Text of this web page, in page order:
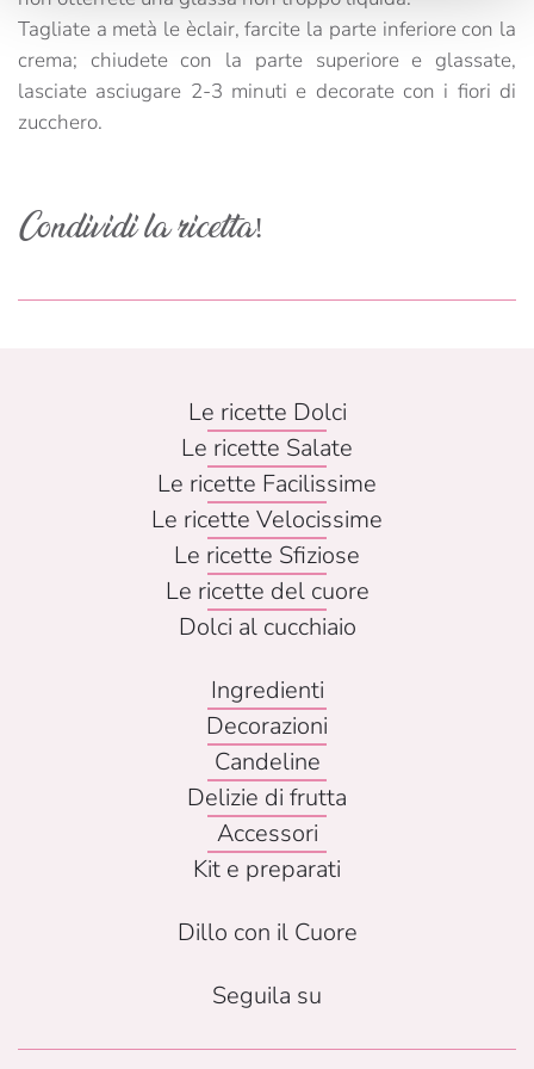
Tagliate a metà le èclair, farcite la parte inferiore con la
crema; chiudete con la parte superiore e glassate,
lasciate asciugare 2-3 minuti e decorate con i fiori di
zucchero.
Condividi la ricetta!
Le ricette Dolci
Le ricette Salate
Le ricette Facilissime
Le ricette Velocissime
Le ricette Sfiziose
Le ricette del cuore
Dolci al cucchiaio
Ingredienti
Decorazioni
Candeline
Delizie di frutta
Accessori
Kit e preparati
Dillo con il Cuore
Seguila su